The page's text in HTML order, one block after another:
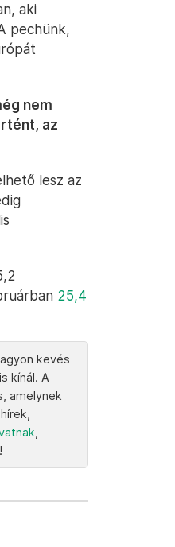
aki
pechünk,
nem
az
lesz az
25,4
kevés
kínál. A
amelynek